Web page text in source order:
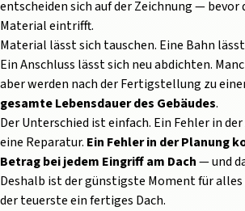
entscheiden sich auf der Zeichnung —
Material eintrifft.
Material lässt sich tauschen. Eine Bahn
Ein Anschluss lässt sich neu abdichten.
aber werden nach der Fertigstellung zu
gesamte Lebensdauer des Gebäudes.
Der Unterschied ist einfach. Ein Fehler in
eine Reparatur. Ein Fehler in der Planung
Betrag bei jedem Eingriff am Dach— und
Deshalb ist der günstigste Moment für alles
der teuerste ein fertiges Dach.